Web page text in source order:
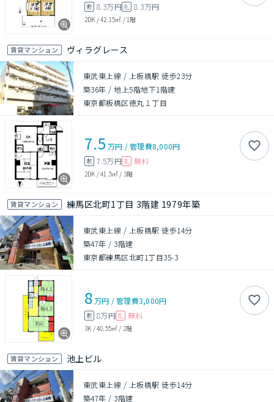
敷 8.3万円礼 8.3万円
2DK /42.15㎡ / 1階
賃貸マンション ヴィラグレース
東武東上線 / 上板橋駅 徒歩23分
築36年 /地上5階地下1階建
東京都板橋区徳丸１丁目
7.5 万円 /管理費8,000円
敷 7.5万円 礼 無料
2DK /41.5㎡ / 3階
賃貸マンション 練馬区北町1丁目 3階建 1979年築
東武東上線 / 上板橋駅 徒歩14分
築47年 / 3階建
東京都練馬区北町1丁目35-3
8万円 /管理費3,000円
敷 8万円 礼 無料
3K /40.55㎡ / 2階
賃貸マンション 池上ビル
東武東上線 / 上板橋駅 徒歩14分
築47年 / 3階建